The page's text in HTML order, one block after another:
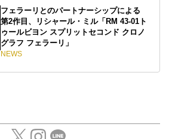
フェラーリとのパートナーシップによる
第2作目、リシャール・ミル「RM 43-01ト
ゥールビヨン スプリットセコンド クロノ
グラフ フェラーリ」
NEWS